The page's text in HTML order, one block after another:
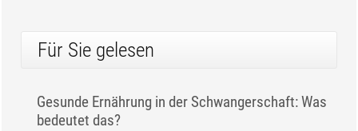
Für Sie gelesen
Gesunde Ernährung in der Schwangerschaft: Was
bedeutet das?